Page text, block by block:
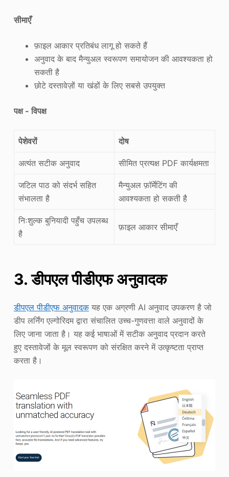
सीमाएँ
फ़ाइल आकार प्रतिबंध लागू हो सकते हैं
अनुवाद के बाद मैन्युअल स्वरूपण समायोजन की आवश्यकता हो
सकती है
छोटे दस्तावेज़ों या खंडों के लिए सबसे उपयुक्त
पक्ष - विपक्ष
पेशेवरों दोष
अत्यंत सटीक अनुवाद सीमित प्रत्यक्ष PDF कार्यक्षमता
जटिल पाठ को संदर्भ सहित
संभालता है
मैन्युअल फ़ॉर्मेटिंग की
आवश्यकता हो सकती है
निःशुल्क बुनियादी पहुँच उपलब्ध
है
फ़ाइल आकार सीमाएँ
3. डीपएल पीडीएफ अनुवादक
डीपएल पीडीएफ अनुवादकयह एक अग्रणी AI अनुवाद उपकरण है जो
डीप लर्निंग एल्गोरिदम द्वारा संचालित उच्च-गुणवत्ता वाले अनुवादों के
लिए जाना जाता है। यह कई भाषाओं में सटीक अनुवाद प्रदान करते
हुए दस्तावेजों के मूल स्वरूपण को संरक्षित करने में उत्कृष्टता प्राप्त
करता है।